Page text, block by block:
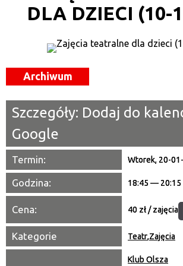
Kategoria
Trwające w zakresie
Organizator
Promowane
DLA DZIECI (10-
Archiwum
Szczegóły: Dodaj do
Google
Termin: Wtorek, 20-
Godzina: 18:45 — 20:15
Cena: 40 zł / zajęcia
Kategorie Teatr,Zajęcia
Klub Olsza